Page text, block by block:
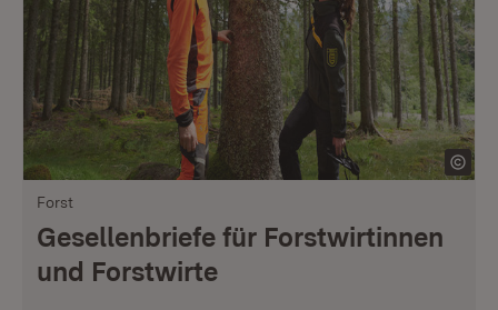
Forst
Gesellenbriefe für Forstwirtinnen
und Forstwirte